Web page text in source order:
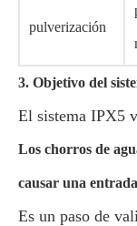
pulverización
3. Objetivo del
El sistema IPX5
Los chorros de
causar una
Es un paso de